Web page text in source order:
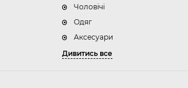
Чоловічі
Одяг
Аксесуари
Дивитись все